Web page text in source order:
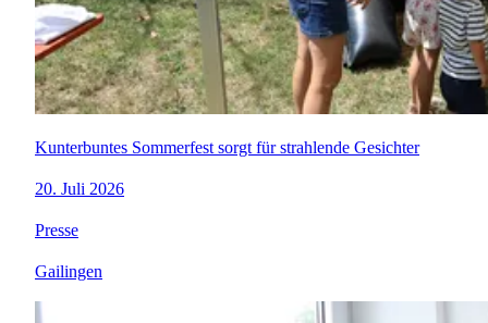
Kunterbuntes Sommerfest sorgt für strahlende Gesichter
20. Juli 2026
Presse
Gailingen